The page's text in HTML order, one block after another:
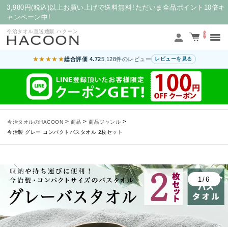
3,980円(税込)以上お買い上げで送料無料！ただいま全品ポイント10倍キ
ャンペーン中！
今治タオル直送通販 ハクーン
0
★★★★★総合評価 4.725,128件のレビュー レビューを見る
今治タオルのHACOON > 商品 > 商品ジャンル >
今治製 グレー コンパクトバスタオル 2枚セット
1/6